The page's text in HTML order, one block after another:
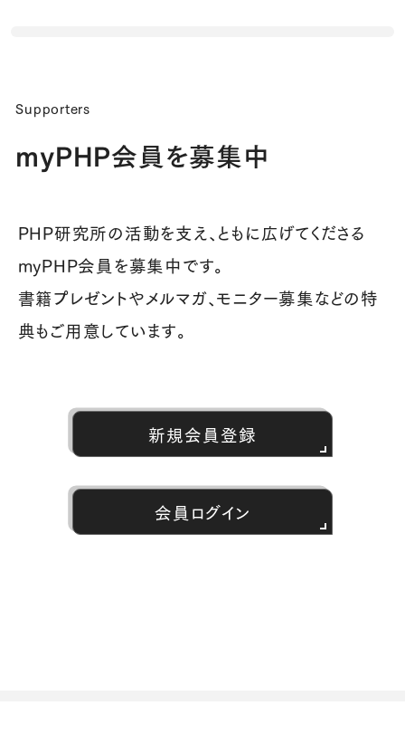
Supporters
myPHP会員を募集中
PHP研究所の活動を支え、ともに広げてくださる
myPHP会員を募集中です。
書籍プレゼントやメルマガ、モニター募集などの特
典もご用意しています。
新規会員登録
会員ログイン